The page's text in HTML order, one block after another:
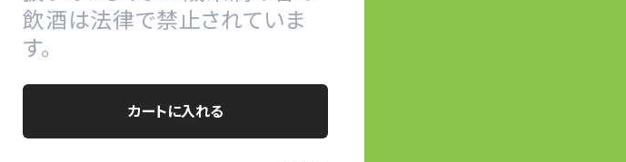
飲酒は法律で禁止されていま
す。
カートに入れる